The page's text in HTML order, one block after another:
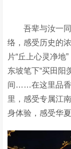
吾辈与汝一同
络 ，感受历史的
片“丘上心灵净地”
东坡笔下“买田阳
间 ……在这里品
里，感受专属江
身体验，感受华